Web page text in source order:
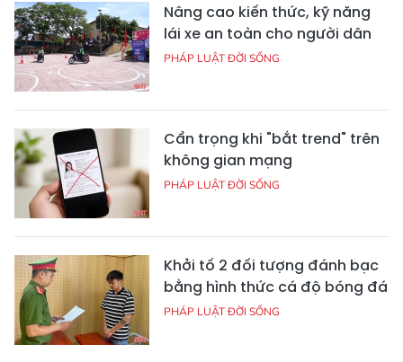
Nâng cao kiến thức, kỹ năng
lái xe an toàn cho người dân
PHÁP LUẬT ĐỜI SỐNG
Cẩn trọng khi "bắt trend" trên
không gian mạng
PHÁP LUẬT ĐỜI SỐNG
Khởi tố 2 đối tượng đánh bạc
bằng hình thức cá độ bóng đá
PHÁP LUẬT ĐỜI SỐNG